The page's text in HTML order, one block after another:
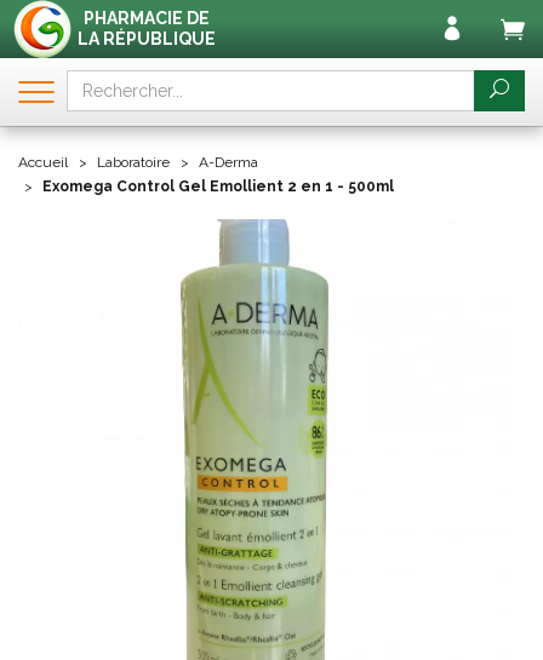
PHARMACIE DE
LA RÉPUBLIQUE
Accueil Laboratoire
A-Derma
Exomega Control Gel Emollient 2 en 1 - 500ml